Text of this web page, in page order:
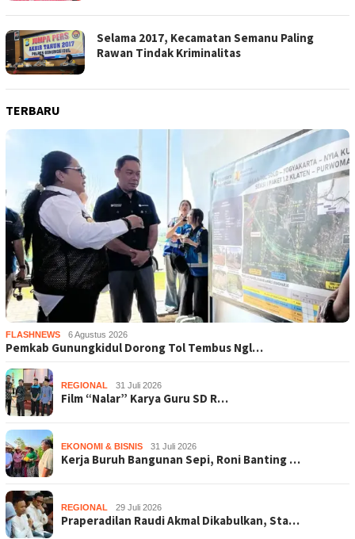
Selama 2017, Kecamatan Semanu Paling
Rawan Tindak Kriminalitas
TERBARU
FLASHNEWS 6 Agustus 2026
Pemkab Gunungkidul Dorong Tol Tembus Ngl…
REGIONAL 31 Juli 2026
Film “Nalar” Karya Guru SD R…
EKONOMI & BISNIS 31 Juli 2026
Kerja Buruh Bangunan Sepi, Roni Banting …
REGIONAL 29 Juli 2026
Praperadilan Raudi Akmal Dikabulkan, Sta…